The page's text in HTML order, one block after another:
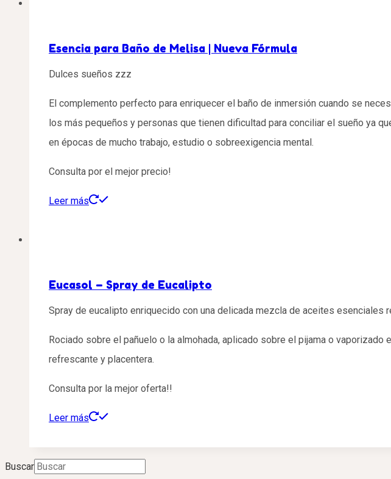
Esencia para Baño de Melisa | Nueva Fórmula
Dulces sueños zzz
El complemento perfecto para enriquecer el baño de inmersión cuando se
los más pequeños y personas que tienen dificultad para conciliar el sueño ya
en épocas de mucho trabajo, estudio o sobreexigencia mental.
Consulta por el mejor precio!
Leer más
Eucasol – Spray de Eucalipto
Spray de eucalipto enriquecido con una delicada mezcla de aceites
Rociado sobre el pañuelo o la almohada, aplicado sobre el pijama o
refrescante y placentera.
Consulta por la mejor oferta!!
Leer más
Buscar